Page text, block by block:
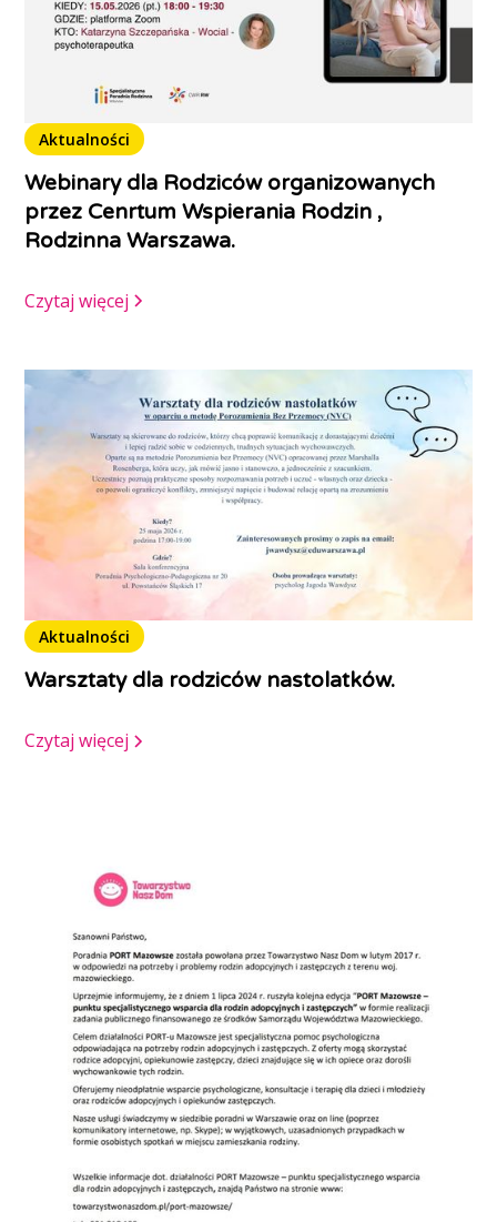
Aktualności
Webinary dla Rodziców organizowanych
przez Cenrtum Wspierania Rodzin ,
Rodzinna Warszawa.
Czytaj więcej
Aktualności
Warsztaty dla rodziców nastolatków.
Czytaj więcej